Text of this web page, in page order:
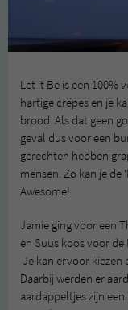
Let it Be is een 100%
hartige crêpes en je
brood. Als dat geen
geval dus voor een
gerechten hebben
mensen. Zo kan je de
Awesome!
Jamie ging voor een
en Suus koos voor de
Je kan ervoor kiezen
Daarbij werden er
aardappeltjes zijn